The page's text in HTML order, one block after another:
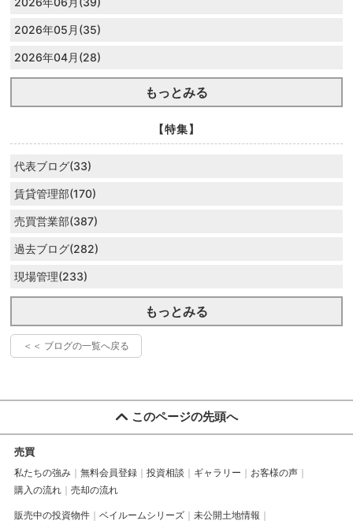
2026年05月(35)
2026年04月(28)
もっとみる
【特集】
代表ブログ(33)
賃貸管理部(170)
売買営業部(387)
過去ブログ(282)
現場管理(233)
もっとみる
＜＜ ブログの一覧へ戻る
このページの先頭へ
売買
私たちの強み 無料会員登録 投資相談 ギャラリー
お客様の声
購入の流れ
売却の流れ
販売中の投資物件 ベイルームシリーズ
未公開土地情報